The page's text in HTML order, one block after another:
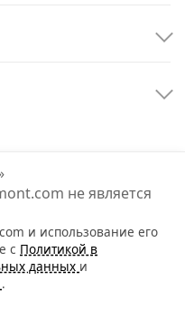
не является
и использование его
с Политикой в
данных и
.